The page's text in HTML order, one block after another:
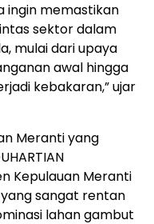
ingin memastikan
sektor dalam
mulai dari upaya
awal hingga
kebakaran,” ujar
Meranti yang
Kepulauan Meranti
sangat rentan
lahan gambut